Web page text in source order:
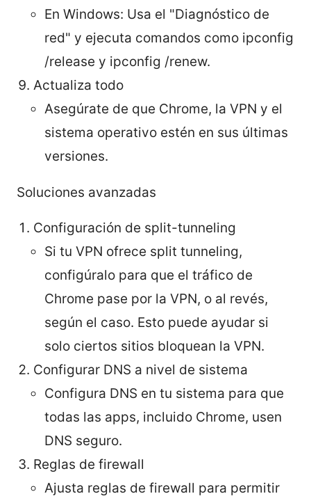
En Windows: Usa el "Diagnóstico de
red" y ejecuta comandos como ipconfig
/release y ipconfig /renew.
Actualiza todo
Asegúrate de que Chrome, la VPN y el
sistema operativo estén en sus últimas
versiones.
Soluciones avanzadas
Configuración de split-tunneling
Si tu VPN ofrece split tunneling,
configúralo para que el tráfico de
Chrome pase por la VPN, o al revés,
según el caso. Esto puede ayudar si
solo ciertos sitios bloquean la VPN.
Configurar DNS a nivel de sistema
Configura DNS en tu sistema para que
todas las apps, incluido Chrome, usen
DNS seguro.
Reglas de firewall
Ajusta reglas de firewall para permitir